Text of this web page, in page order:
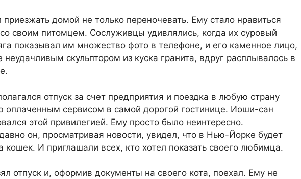
домой не только переночевать. Ему стало нравиться
своим питомцем. Сослуживцы удивлялись, когда их суровый
показывал им множество фото в телефоне, и его каменное лицо,
скульптором из куска гранита, вдруг расплывалось в
отпуск за счет предприятия и поездка в любую страну
оплаченным сервисом в самой дорогой гостинице. Иоши-сан
этой привилегией. Ему просто было неинтересно.
он, просматривая новости, увидел, что в Нью-Йорке будет
кошек. И приглашали всех, кто хотел показать своего любимца.
отпуск и, оформив документы на своего кота, поехал. Ему не